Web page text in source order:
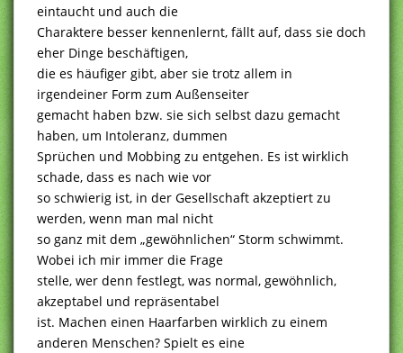
eintaucht und auch die
Charaktere besser kennenlernt, fällt auf, dass sie doch
eher Dinge beschäftigen,
die es häufiger gibt, aber sie trotz allem in
irgendeiner Form zum Außenseiter
gemacht haben bzw. sie sich selbst dazu gemacht
haben, um Intoleranz, dummen
Sprüchen und Mobbing zu entgehen. Es ist wirklich
schade, dass es nach wie vor
so schwierig ist, in der Gesellschaft akzeptiert zu
werden, wenn man mal nicht
so ganz mit dem „gewöhnlichen“ Storm schwimmt.
Wobei ich mir immer die Frage
stelle, wer denn festlegt, was normal, gewöhnlich,
akzeptabel und repräsentabel
ist. Machen einen Haarfarben wirklich zu einem
anderen Menschen? Spielt es eine